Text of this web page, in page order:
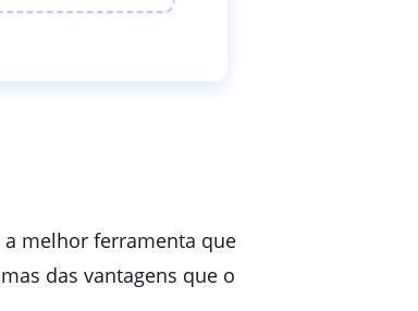
a melhor ferramenta que
das vantagens que o